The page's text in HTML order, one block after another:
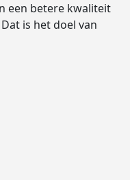
een betere kwaliteit
is het doel van